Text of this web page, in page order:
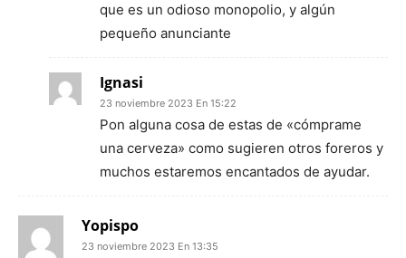
que es un odioso monopolio, y algún
pequeño anunciante
Ignasi
23 noviembre 2023 En 15:22
Pon alguna cosa de estas de «cómprame
una cerveza» como sugieren otros foreros y
muchos estaremos encantados de ayudar.
Yopispo
23 noviembre 2023 En 13:35